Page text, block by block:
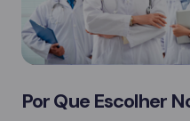
Por Que Escolher